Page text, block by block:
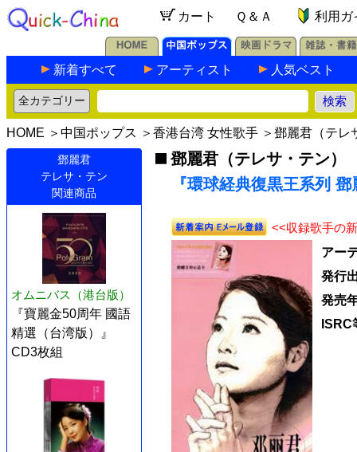
カート Ｑ＆Ａ 利用ガ
新着すべて アーティスト 人気ベスト
HOME ＞ 中国ポップス ＞ 香港台湾 女性歌手 ＞ 鄧麗君（テレ
鄧麗君
テレサ・テン
関連商品
オムニバス（港台版）
『寶麗金50周年 國語
精選（台湾版）』
CD3枚組
鄧麗君（テレサ・テン）
『環球経典復黒王系列
<<収録歌手の
アー
発行
発売
ISRC